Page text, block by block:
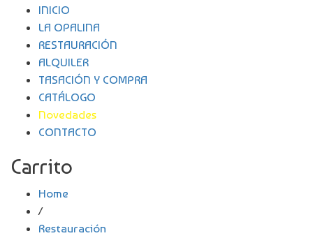
INICIO
LA OPALINA
RESTAURACIÓN
ALQUILER
TASACIÓN Y COMPRA
CATÁLOGO
Novedades
CONTACTO
Carrito
Home
/
Restauración